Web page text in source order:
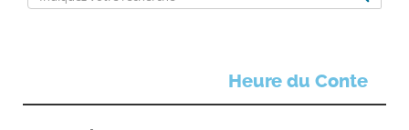
Heure du Conte